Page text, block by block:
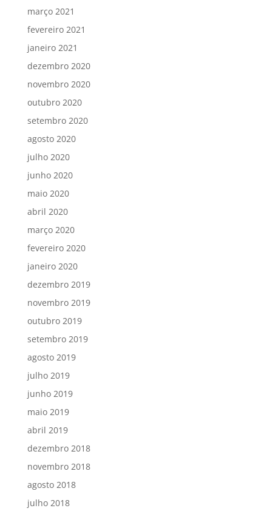
março 2021
fevereiro 2021
janeiro 2021
dezembro 2020
novembro 2020
outubro 2020
setembro 2020
agosto 2020
julho 2020
junho 2020
maio 2020
abril 2020
março 2020
fevereiro 2020
janeiro 2020
dezembro 2019
novembro 2019
outubro 2019
setembro 2019
agosto 2019
julho 2019
junho 2019
maio 2019
abril 2019
dezembro 2018
novembro 2018
agosto 2018
julho 2018